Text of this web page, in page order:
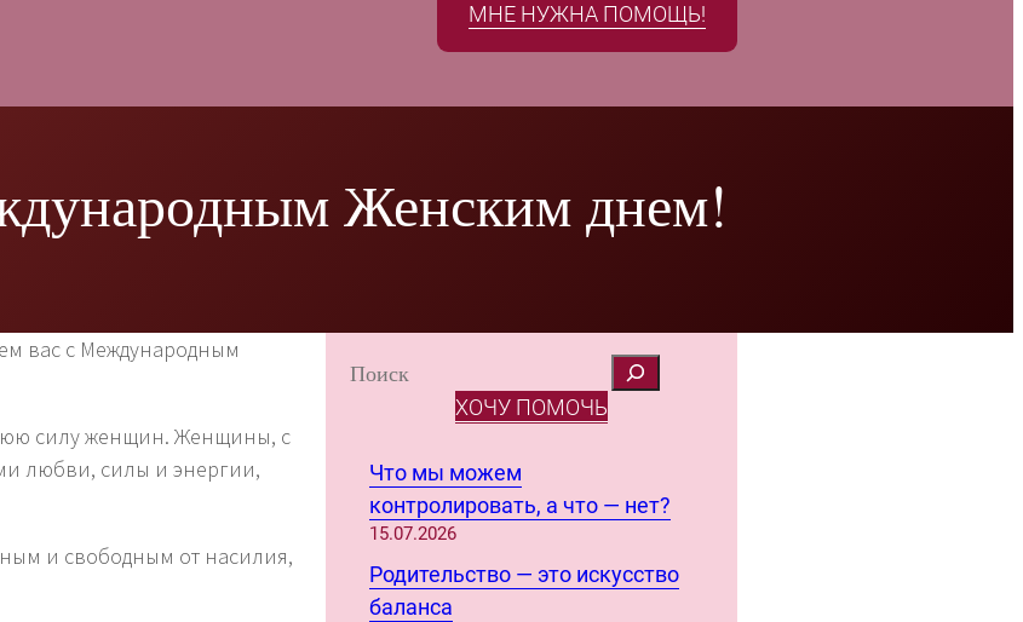
МНЕ НУЖНА ПОМОЩЬ!
Женским днем!
вас с Международным
силу женщин. Женщины, с
любви, силы и энергии,
и свободным от насилия,
S
ХОЧУ ПОМОЧЬ
Что мы можем
контролировать, а что — нет?
15.07.2026
Родительство — это искусство
баланса